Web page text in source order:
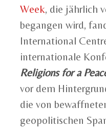
Week, die jährlich
begangen wird,
International
internationale
Religions for a
vor dem
die von
geopolitischen